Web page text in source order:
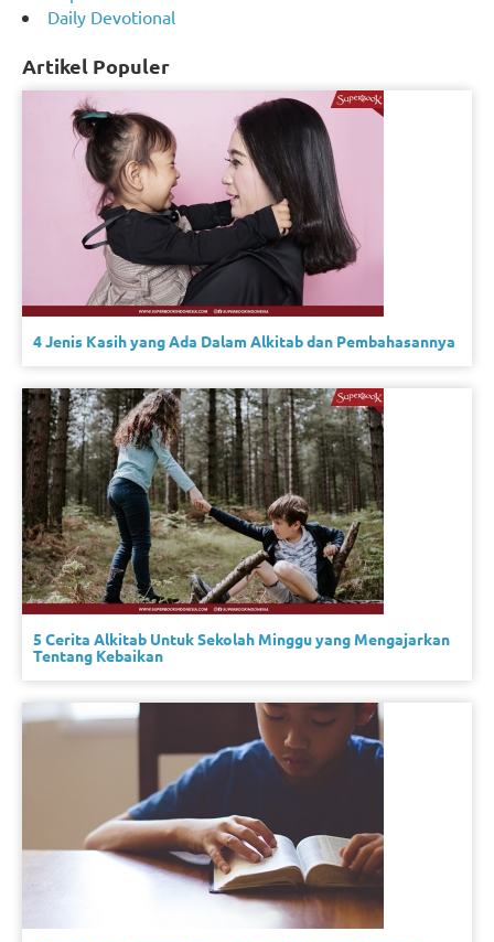
Daily Devotional
Artikel Populer
4 Jenis Kasih yang Ada Dalam Alkitab dan Pembahasannya
5 Cerita Alkitab Untuk Sekolah Minggu yang Mengajarkan
Tentang Kebaikan